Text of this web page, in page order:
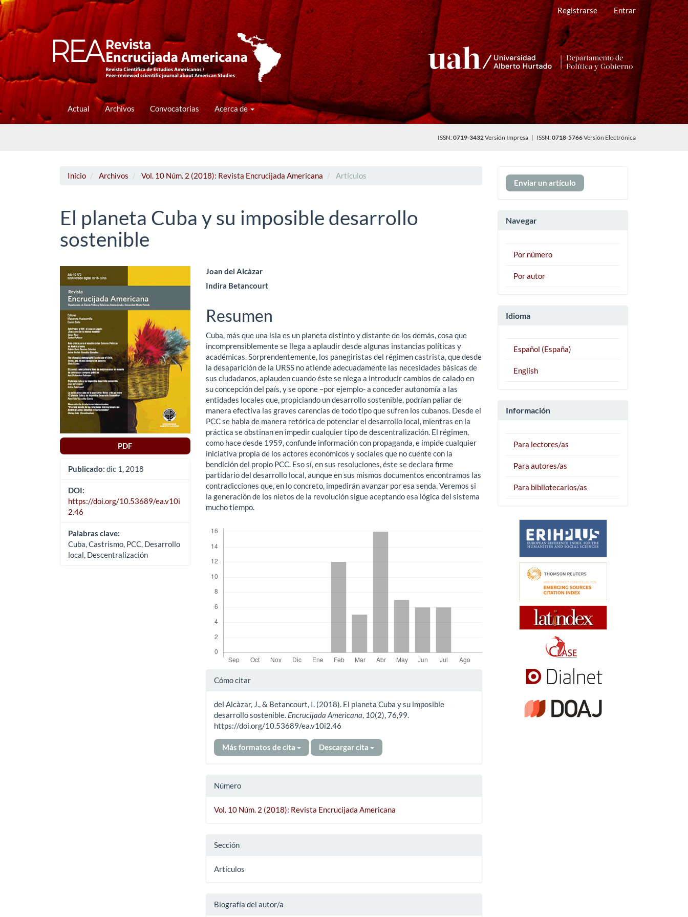
Navegación
Contenido
principal
Barra
Registrarse Entrar
Actual Archivos Convocatorias Acerca de
ISSN:0719-3432Versión Impresa | ISSN:0718-5766Versión Electrónica
Inicio Archivos Vol. 10 Núm. 2 (2018): Revista Encrucijada Americana Artículos
El planeta Cuba y su imposible desarrollo
sostenible
Barra
lateral
del
artículo
PDF
Publicado: dic 1, 2018
DOI:
https://doi.org/10.53689/ea.v10i
2.46
Palabras clave:
Cuba, Castrismo, PCC, Desarrollo
local, Descentralización
Contenido
principal
del
artículo
Joan del Alcàzar
Indira Betancourt
Resumen
Cuba, más que una isla es un planeta distinto y distante de los demás, cosa que
incomprensiblemente se llega a aplaudir desde algunas instancias políticas y
académicas. Sorprendentemente, los panegiristas del régimen castrista, que desde
la desaparición de la URSS no atiende adecuadamente las necesidades básicas de
sus ciudadanos, aplauden cuando éste se niega a introducir cambios de calado en
su concepción del país, y se opone –por ejemplo- a conceder autonomía a las
entidades locales que, propiciando un desarrollo sostenible, podrían paliar de
manera efectiva las graves carencias de todo tipo que sufren los cubanos. Desde el
PCC se habla de manera retórica de potenciar el desarrollo local, mientras en la
práctica se obstinan en impedir cualquier tipo de descentralización. El régimen,
como hace desde 1959, confunde información con propaganda, e impide cualquier
iniciativa propia de los actores económicos y sociales que no cuente con la
bendición del propio PCC. Eso sí, en sus resoluciones, éste se declara firme
partidario del desarrollo local, aunque en sus mismos documentos encontramos las
contradicciones que, en lo concreto, impedirán avanzar por esa senda. Veremos si
la generación de los nietos de la revolución sigue aceptando esa lógica del sistema
mucho tiempo.
Detalles
artículo
Cómo citar
del Alcàzar, J., & Betancourt, I. (2018). El planeta Cuba y su imposible
desarrollo sostenible. Encrucijada Americana, 10(2), 76,99.
https://doi.org/10.53689/ea.v10i2.46
Más formatos de cita Descargar cita
Número
Vol. 10 Núm. 2 (2018): Revista Encrucijada Americana
Sección
Artículos
Biografía del autor/a
Enviar
un
Enviar un artículo
Navegar
Por número
Por autor
Idioma
Español (España)
English
Información
Para lectores/as
Para autores/as
Para bibliotecarios/as